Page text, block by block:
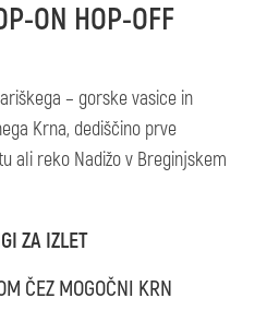
ON HOP-OFF
– gorske vasice in
Krna, dediščino prve
ali reko Nadižo v Breginjskem
ZA IZLET
ČEZ MOGOČNI KRN